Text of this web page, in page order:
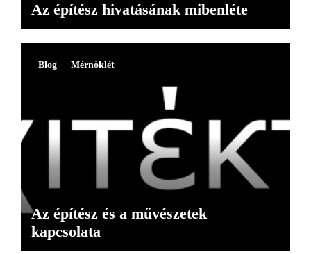
Az építész hivatásának mibenléte
Blog Mérnöklét
Az építész és a művészetek
kapcsolata